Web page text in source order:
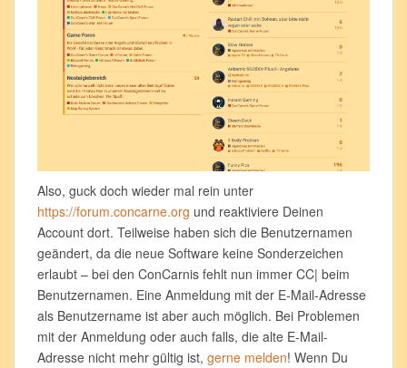
Also, guck doch wieder mal rein unter
https://forum.concarne.org und reaktiviere Deinen
Account dort. Teilweise haben sich die Benutzernamen
geändert, da die neue Software keine Sonderzeichen
erlaubt – bei den ConCarnis fehlt nun immer CC| beim
Benutzernamen. Eine Anmeldung mit der E-Mail-Adresse
als Benutzername ist aber auch möglich. Bei Problemen
mit der Anmeldung oder auch falls, die alte E-Mail-
Adresse nicht mehr gültig ist, gerne melden! Wenn Du